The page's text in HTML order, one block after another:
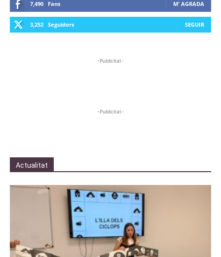
7,490 Fans M' AGRADA
3,252 Seguidors SEGUIR
-Publicitat-
-Publicitat-
Actualitat